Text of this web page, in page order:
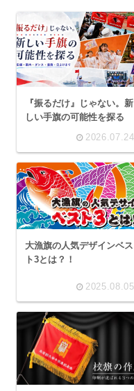
『振るだけ』じゃない。新
しい手旗の可能性を探る
2026.07.24
大漁旗の人気デザインベス
ト3とは？！
2025.08.05